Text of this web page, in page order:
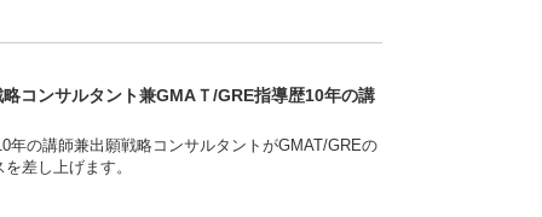
コンサルタント兼GMAＴ/GRE指導歴10年の講
年の講師兼出願戦略コンサルタントがGMAT/GREの
差し上げます。